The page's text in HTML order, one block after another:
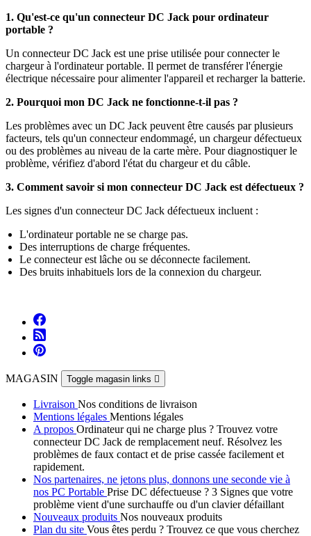
1. Qu'est-ce qu'un connecteur DC Jack pour ordinateur
portable ?
Un connecteur DC Jack est une prise utilisée pour connecter le
chargeur à l'ordinateur portable. Il permet de transférer l'énergie
électrique nécessaire pour alimenter l'appareil et recharger la batterie.
2. Pourquoi mon DC Jack ne fonctionne-t-il pas ?
Les problèmes avec un DC Jack peuvent être causés par plusieurs
facteurs, tels qu'un connecteur endommagé, un chargeur défectueux
ou des problèmes au niveau de la carte mère. Pour diagnostiquer le
problème, vérifiez d'abord l'état du chargeur et du câble.
3. Comment savoir si mon connecteur DC Jack est défectueux ?
Les signes d'un connecteur DC Jack défectueux incluent :
L'ordinateur portable ne se charge pas.
Des interruptions de charge fréquentes.
Le connecteur est lâche ou se déconnecte facilement.
Des bruits inhabituels lors de la connexion du chargeur.
MAGASIN Toggle magasin links 
Livraison Nos conditions de livraison
Mentions légales Mentions légales
A propos Ordinateur qui ne charge plus ? Trouvez votre
connecteur DC Jack de remplacement neuf. Résolvez les
problèmes de faux contact et de prise cassée facilement et
rapidement.
Nos partenaires, ne jetons plus, donnons une seconde vie à
nos PC Portable Prise DC défectueuse ? 3 Signes que votre
problème vient d'une surchauffe ou d'un clavier défaillant
Nouveaux produits Nos nouveaux produits
Plan du site Vous êtes perdu ? Trouvez ce que vous cherchez